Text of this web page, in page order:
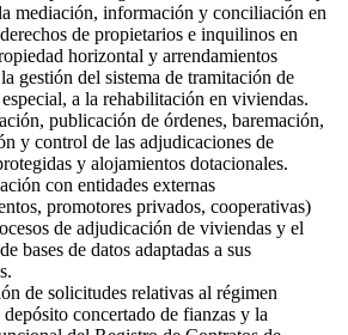
mediación, información y conciliación en
de propietarios e inquilinos en
horizontal y arrendamientos
gestión del sistema de tramitación de
a la rehabilitación en viviendas.
publicación de órdenes, baremación,
y control de las adjudicaciones de
y alojamientos dotacionales.
con entidades externas
promotores privados, cooperativas)
de adjudicación de viviendas y el
bases de datos adaptadas a sus
de solicitudes relativas al régimen
depósito concertado de fianzas y la